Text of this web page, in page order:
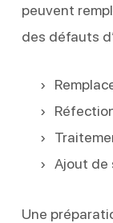
peuvent
des défauts
Ajout de
Une